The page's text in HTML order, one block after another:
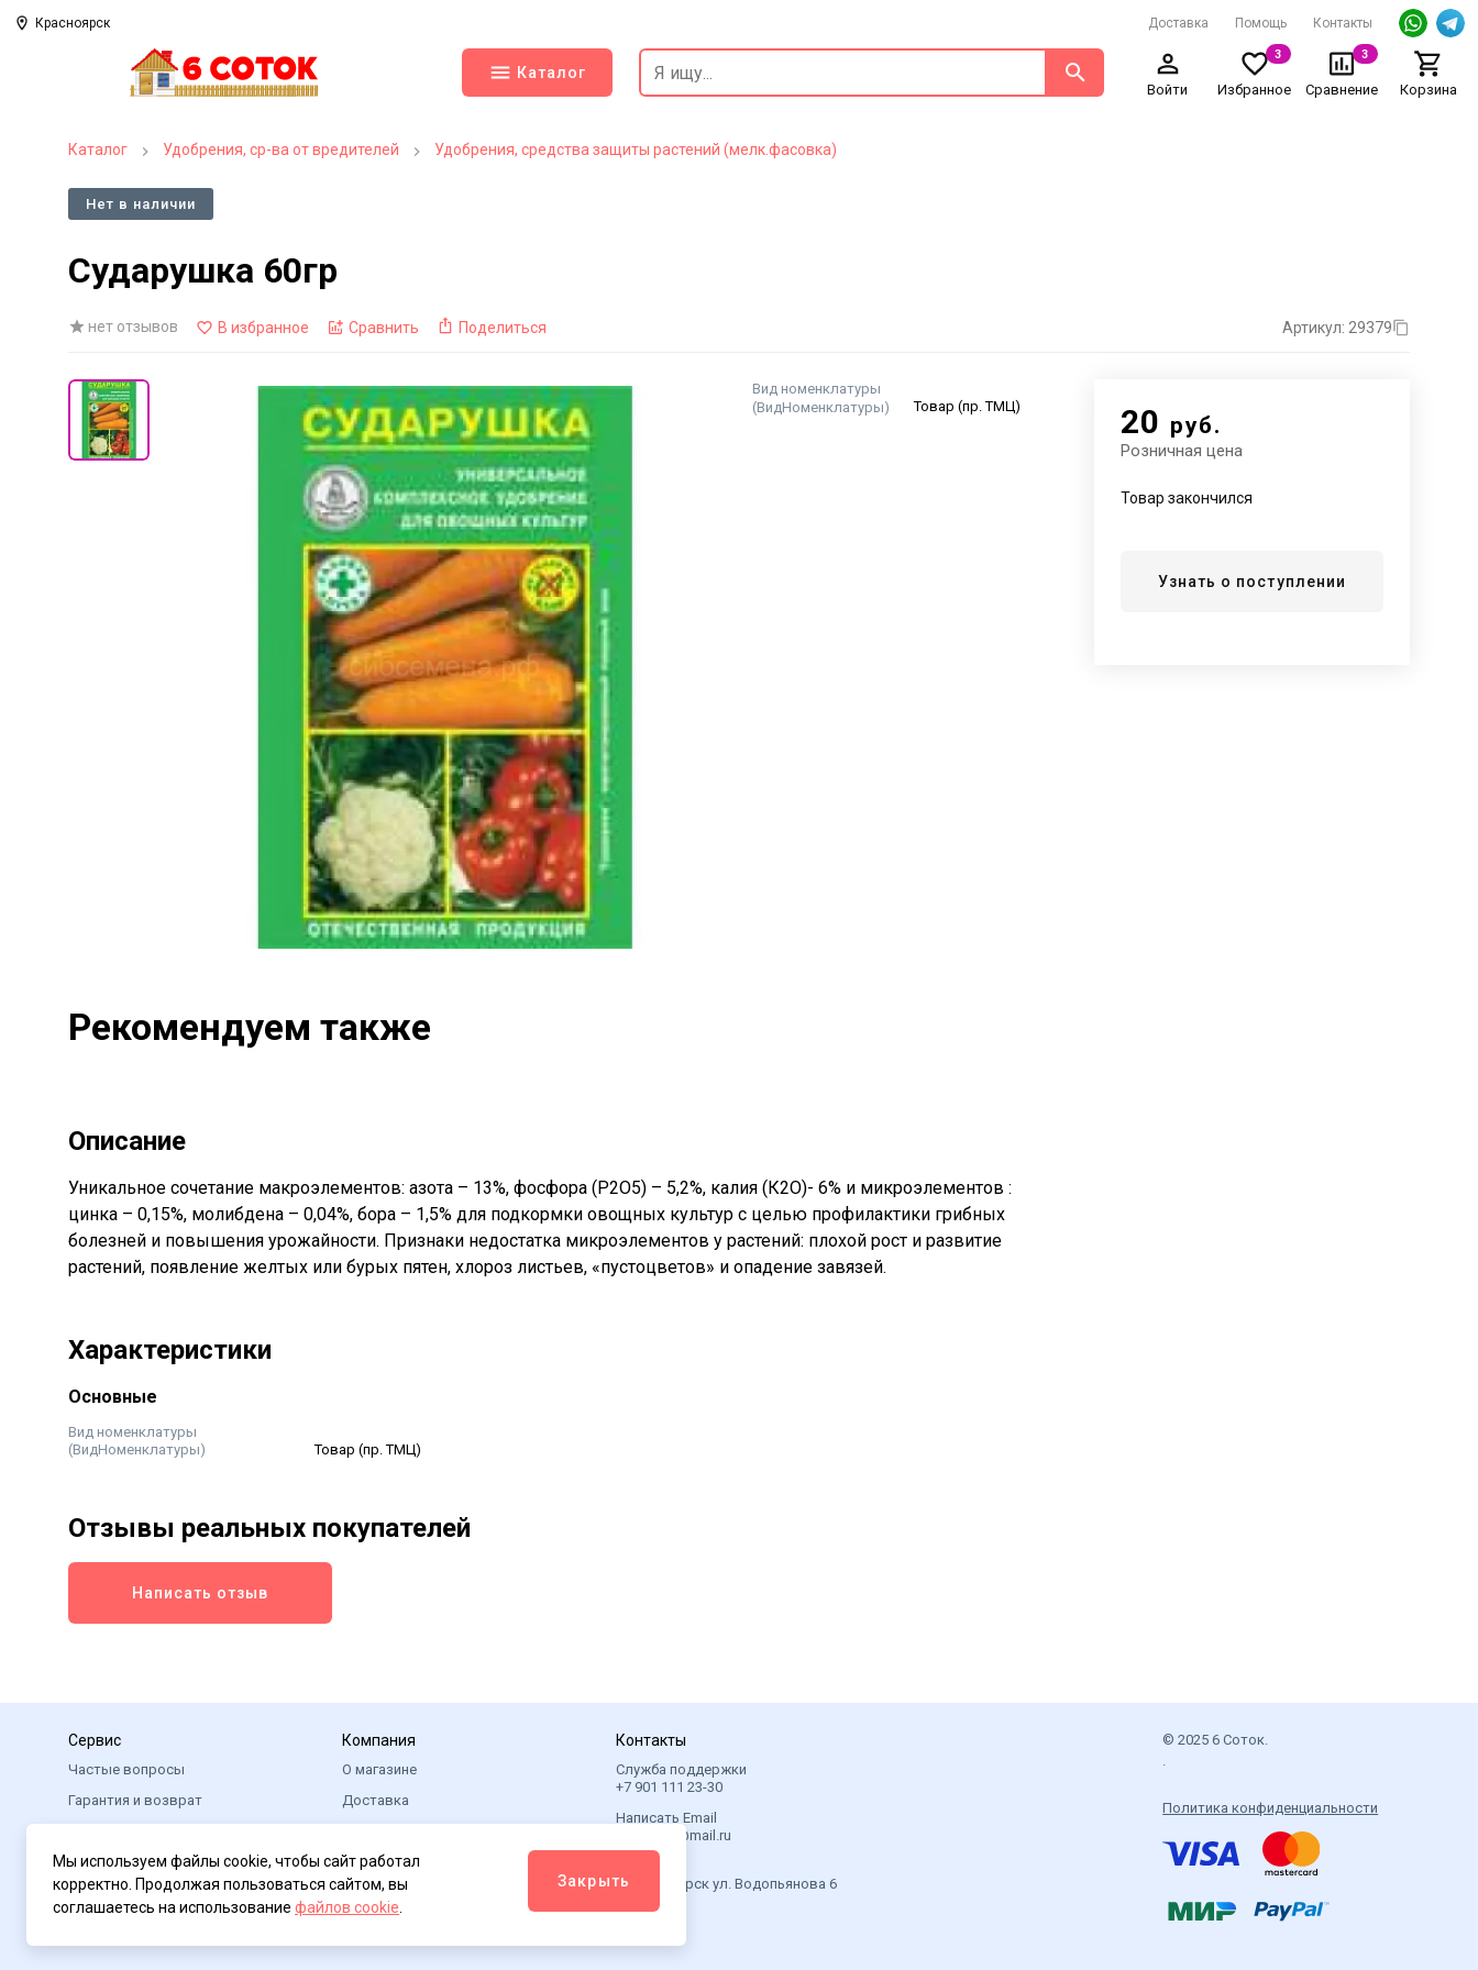
Красноярск Доставка Помощь Контакты
Каталог
Войти Избранное
3
Сравнение
3
Корзина
Каталог Удобрения, ср-ва от вредителей Удобрения, средства защиты растений (мелк.фасовка)
Нет в наличии
Сударушка 60гр
нет отзывов В избранное Сравнить Поделиться Артикул: 29379
Вид номенклатуры
(ВидНоменклатуры)
Товар (пр. ТМЦ) 20 руб.
Розничная цена
Товар закончился
Узнать о поступлении
Рекомендуем также
Описание
Уникальное сочетание макроэлементов: азота – 13%, фосфора (P2O5) – 5,2%, калия (К2О)- 6% и микроэлементов :
цинка – 0,15%, молибдена – 0,04%, бора – 1,5% для подкормки овощных культур с целью профилактики грибных
болезней и повышения урожайности. Признаки недостатка микроэлементов у растений: плохой рост и развитие
растений, появление желтых или бурых пятен, хлороз листьев, «пустоцветов» и опадение завязей.
Характеристики
Основные
Вид номенклатуры
(ВидНоменклатуры)
Товар (пр. ТМЦ)
Отзывы реальных покупателей
Написать отзыв
Сервис
Частые вопросы
Гарантия и возврат
Компания
О магазине
Доставка
Реквизиты
Контакты
Служба поддержки
+7 901 111 23-30
Написать Email
6sotok24@mail.ru
г. Красноярск ул. Водопьянова 6
© 2025 6 Соток.
.
Политика конфиденциальности
Мы используем файлы cookie, чтобы сайт работал
корректно. Продолжая пользоваться сайтом, вы
соглашаетесь на использование файлов cookie
Закрыть